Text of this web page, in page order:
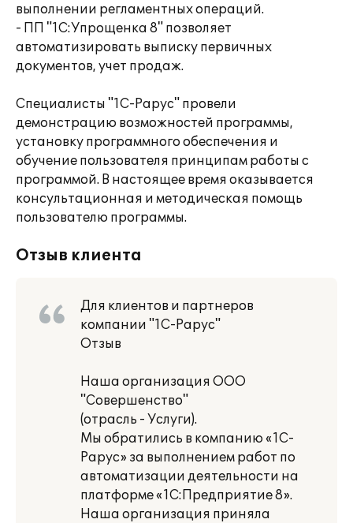
выполнении регламентных операций.
- ПП "1С:Упрощенка 8" позволяет
автоматизировать выписку первичных
документов, учет продаж.
Специалисты "1С-Рарус" провели
демонстрацию возможностей программы,
установку программного обеспечения и
обучение пользователя принципам работы с
программой. В настоящее время оказывается
консультационная и методическая помощь
пользователю программы.
Отзыв клиента
Для клиентов и партнеров
компании "1С-Рарус"
Отзыв
Наша организация ООО
"Совершенство"
(отрасль - Услуги).
Мы обратились в компанию «1С-
Рарус» за выполнением работ по
автоматизации деятельности на
платформе «1С:Предприятие 8».
Наша организация приняла